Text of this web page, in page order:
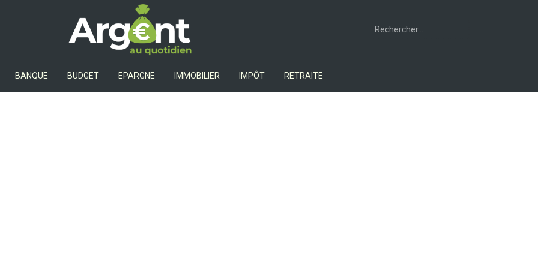
Argent Au Quotidien
Rechercher :
BANQUE BUDGET EPARGNE IMMOBILIER IMPÔT RETRAITE